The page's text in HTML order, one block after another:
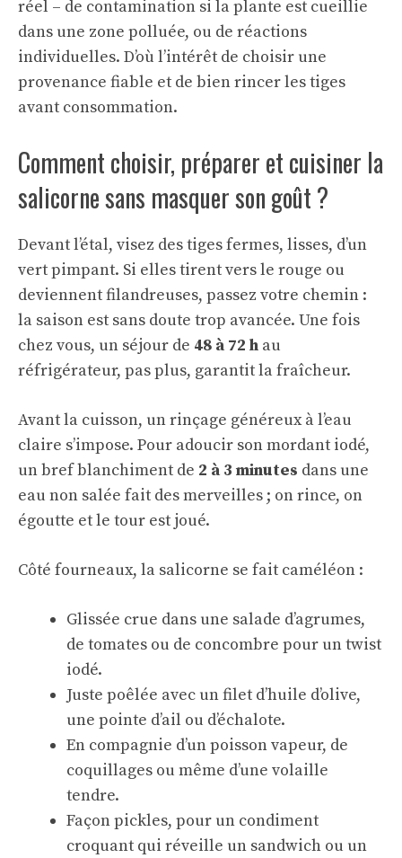
réel – de contamination si la plante est cueillie
dans une zone polluée, ou de réactions
individuelles. D’où l’intérêt de choisir une
provenance fiable et de bien rincer les tiges
avant consommation.
Comment choisir, préparer et cuisiner la
salicorne sans masquer son goût ?
Devant l’étal, visez des tiges fermes, lisses, d’un
vert pimpant. Si elles tirent vers le rouge ou
deviennent filandreuses, passez votre chemin :
la saison est sans doute trop avancée. Une fois
chez vous, un séjour de 48 à 72 h au
réfrigérateur, pas plus, garantit la fraîcheur.
Avant la cuisson, un rinçage généreux à l’eau
claire s’impose. Pour adoucir son mordant iodé,
un bref blanchiment de 2 à 3 minutes dans une
eau non salée fait des merveilles ; on rince, on
égoutte et le tour est joué.
Côté fourneaux, la salicorne se fait caméléon :
Glissée crue dans une salade d’agrumes,
de tomates ou de concombre pour un twist
iodé.
Juste poêlée avec un filet d’huile d’olive,
une pointe d’ail ou d’échalote.
En compagnie d’un poisson vapeur, de
coquillages ou même d’une volaille
tendre.
Façon pickles, pour un condiment
croquant qui réveille un sandwich ou un